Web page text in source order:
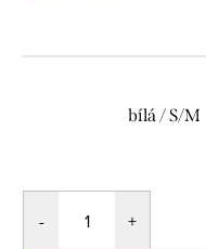
bílá / S/M